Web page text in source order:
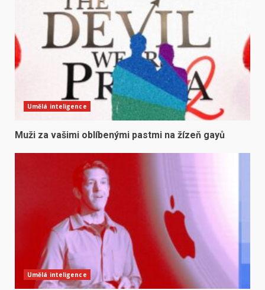
Umělá inteligence
Muži za vašimi oblíbenými pastmi na žízeň gayů
Umělá inteligence